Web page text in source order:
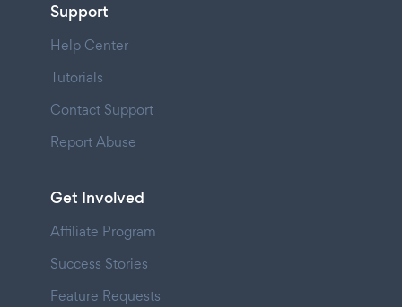
Support
Help Center
Tutorials
Contact Support
Report Abuse
Get Involved
Affiliate Program
Success Stories
Feature Requests